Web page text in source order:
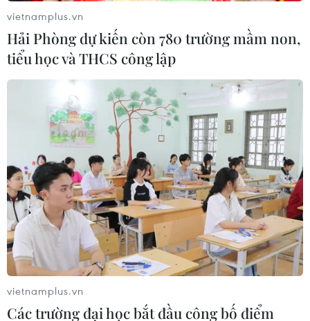
TIN LIÊN QUAN
Nhiều cơ hội làm việc ở nước ngoài với thu
nhập cao trong năm 2023
vietnamplus.vn
Hải Phòng dự kiến còn 780 trường mầm non,
tiểu học và THCS công lập
vietnamplus.vn
Các trường đại học bắt đầu công bố điểm